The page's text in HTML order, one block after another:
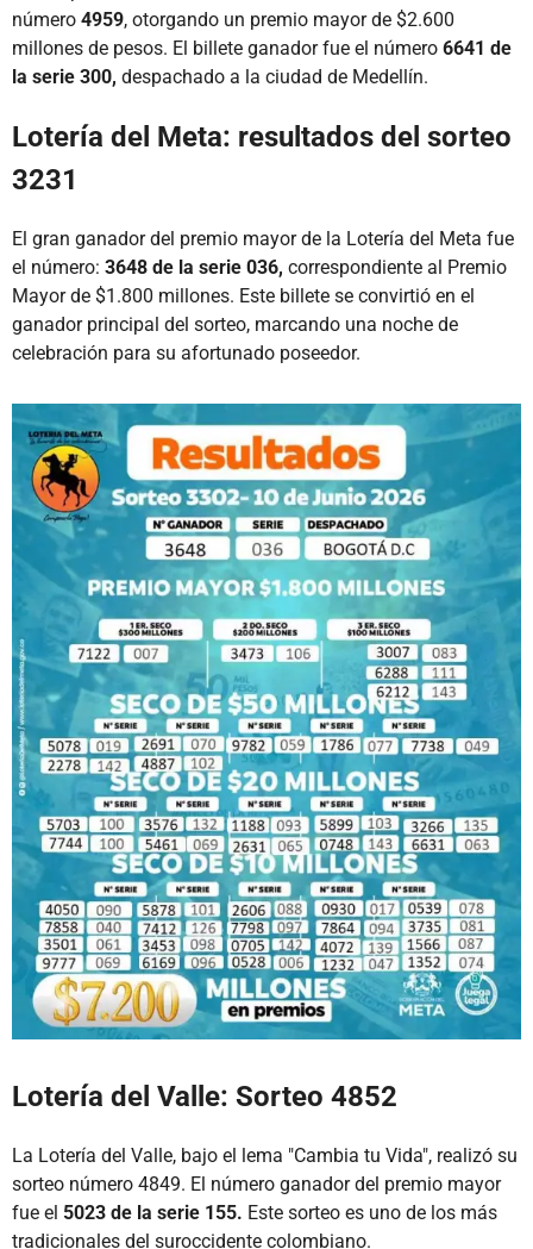
número 4959, otorgando un premio mayor de $2.600
millones de pesos. El billete ganador fue el número 6641 de
la serie 300, despachado a la ciudad de Medellín.
Lotería del Meta: resultados del sorteo
3231
El gran ganador del premio mayor de la Lotería del Meta fue
el número: 3648 de la serie 036, correspondiente al Premio
Mayor de $1.800 millones. Este billete se convirtió en el
ganador principal del sorteo, marcando una noche de
celebración para su afortunado poseedor.
Lotería del Valle: Sorteo 4852
La Lotería del Valle, bajo el lema "Cambia tu Vida", realizó su
sorteo número 4849. El número ganador del premio mayor
fue el 5023 de la serie 155. Este sorteo es uno de los más
tradicionales del suroccidente colombiano.